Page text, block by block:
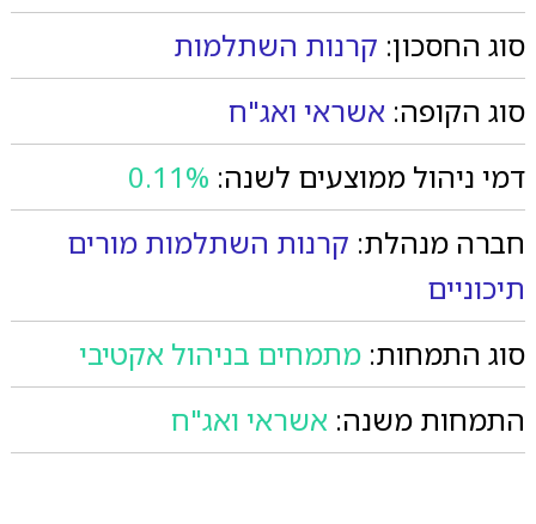
סוג החסכון: קרנות השתלמות
סוג הקופה: אשראי ואג"ח
דמי ניהול ממוצעים לשנה: 0.11%
חברה מנהלת: קרנות השתלמות מורים
תיכוניים
סוג התמחות: מתמחים בניהול אקטיבי
התמחות משנה: אשראי ואג"ח